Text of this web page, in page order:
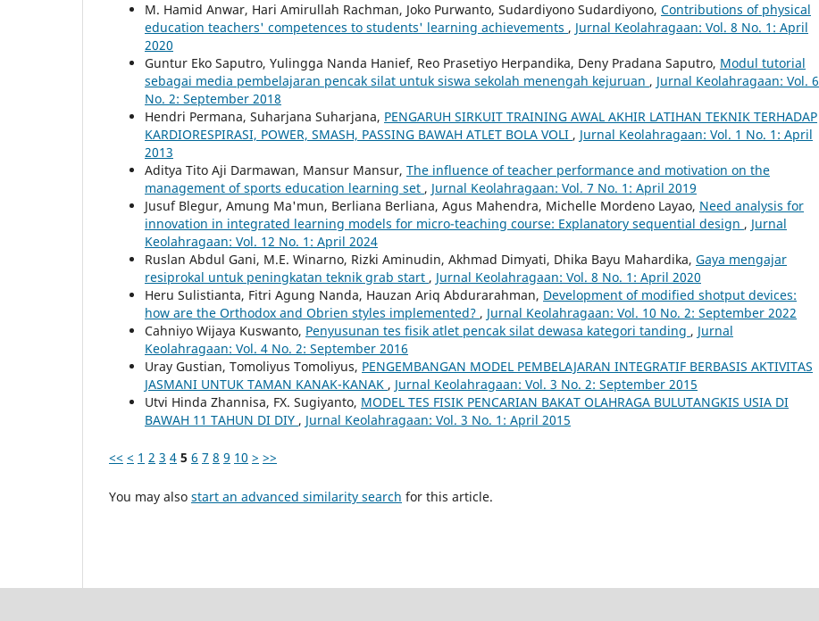
M. Hamid Anwar, Hari Amirullah Rachman, Joko Purwanto, Sudardiyono Sudardiyono, Contributions of physical
education teachers' competences to students' learning achievements , Jurnal Keolahragaan: Vol. 8 No. 1: April
2020
Guntur Eko Saputro, Yulingga Nanda Hanief, Reo Prasetiyo Herpandika, Deny Pradana Saputro, Modul tutorial
sebagai media pembelajaran pencak silat untuk siswa sekolah menengah kejuruan , Jurnal Keolahragaan: Vol. 6
No. 2: September 2018
Hendri Permana, Suharjana Suharjana, PENGARUH SIRKUIT TRAINING AWAL AKHIR LATIHAN TEKNIK TERHADAP
KARDIORESPIRASI, POWER, SMASH, PASSING BAWAH ATLET BOLA VOLI , Jurnal Keolahragaan: Vol. 1 No. 1: April
2013
Aditya Tito Aji Darmawan, Mansur Mansur, The influence of teacher performance and motivation on the
management of sports education learning set , Jurnal Keolahragaan: Vol. 7 No. 1: April 2019
Jusuf Blegur, Amung Ma'mun, Berliana Berliana, Agus Mahendra, Michelle Mordeno Layao, Need analysis for
innovation in integrated learning models for micro-teaching course: Explanatory sequential design , Jurnal
Keolahragaan: Vol. 12 No. 1: April 2024
Ruslan Abdul Gani, M.E. Winarno, Rizki Aminudin, Akhmad Dimyati, Dhika Bayu Mahardika, Gaya mengajar
resiprokal untuk peningkatan teknik grab start , Jurnal Keolahragaan: Vol. 8 No. 1: April 2020
Heru Sulistianta, Fitri Agung Nanda, Hauzan Ariq Abdurarahman, Development of modified shotput devices:
how are the Orthodox and Obrien styles implemented? , Jurnal Keolahragaan: Vol. 10 No. 2: September 2022
Cahniyo Wijaya Kuswanto, Penyusunan tes fisik atlet pencak silat dewasa kategori tanding , Jurnal
Keolahragaan: Vol. 4 No. 2: September 2016
Uray Gustian, Tomoliyus Tomoliyus, PENGEMBANGAN MODEL PEMBELAJARAN INTEGRATIF BERBASIS AKTIVITAS
JASMANI UNTUK TAMAN KANAK-KANAK , Jurnal Keolahragaan: Vol. 3 No. 2: September 2015
Utvi Hinda Zhannisa, FX. Sugiyanto, MODEL TES FISIK PENCARIAN BAKAT OLAHRAGA BULUTANGKIS USIA DI
BAWAH 11 TAHUN DI DIY , Jurnal Keolahragaan: Vol. 3 No. 1: April 2015
<< < 1 2 3 4 5 6 7 8 9 10 > >>
You may also start an advanced similarity search for this article.